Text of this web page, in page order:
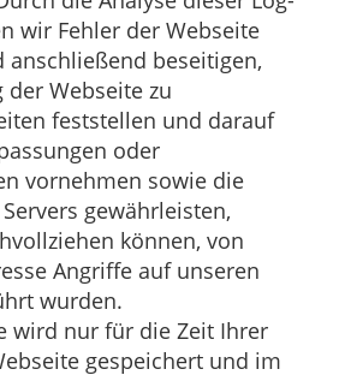
wir Fehler der Webseite
anschließend beseitigen,
der Webseite zu
feststellen und darauf
oder
vornehmen sowie die
gewährleisten,
können, von
Angriffe auf unseren
wurden.
wird nur für die Zeit Ihrer
gespeichert und im